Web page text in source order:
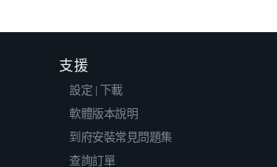
支援
設定 | 下載
軟體版本說明
到府安裝常見問題集
查詢訂單